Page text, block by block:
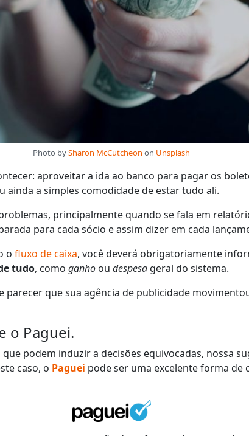
Photo bySharon McCutcheon on Unsplash
aproveitar a ida ao banco para pagar os
ainda a simples comodidade de estar tudo ali.
principalmente quando se fala em
para cada sócio e assim dizer em cada
o fluxo de caixa, você deverá obrigatoriamente
tudo, como ganho ou despesa geral do sistema.
parecer que sua agência de publicidade
o Paguei.
podem induzir a decisões equivocadas, nossa
caso, o Paguei pode ser uma excelente forma de